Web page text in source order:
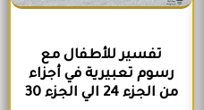
تفسير للأطفال مع
رسوم تعبيرية في أجزاء
من الجزء 24 الي الجزء 30